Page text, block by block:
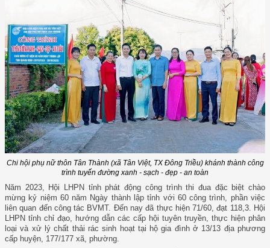
Chi hội phụ nữ thôn Tân Thành (xã Tân Việt, TX Đông Triều) khánh thành công
trình tuyến đường xanh - sạch - đẹp - an toàn
Năm 2023, Hội LHPN tỉnh phát động công trình thi đua đặc biệt chào
mừng kỷ niệm 60 năm Ngày thành lập tỉnh với 60 công trình, phần việc
liên quan đến công tác BVMT. Đến nay đã thực hiện 71/60, đạt 118,3. Hội
LHPN tỉnh chỉ đạo, hướng dẫn các cấp hội tuyên truyền, thực hiện phân
loại và xử lý chất thải rác sinh hoạt tại hộ gia đình ở 13/13 địa phương
cấp huyện, 177/177 xã, phường.